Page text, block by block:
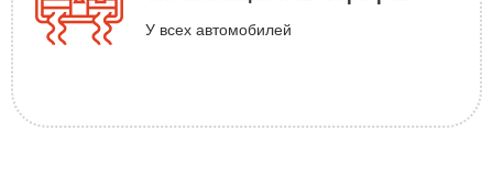
У всех автомобилей